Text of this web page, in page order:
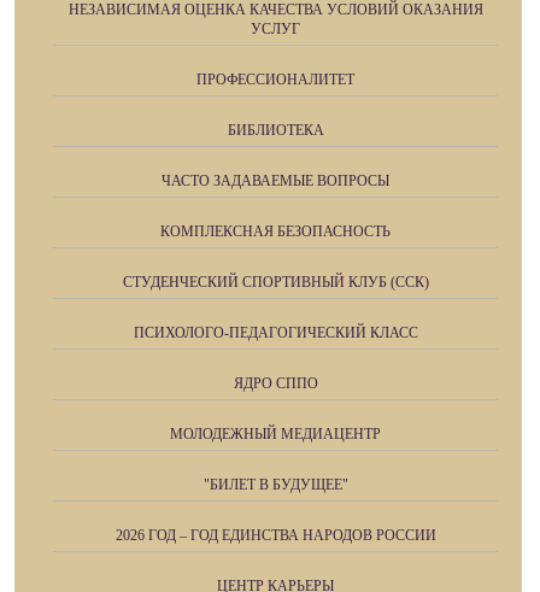
НЕЗАВИСИМАЯ ОЦЕНКА КАЧЕСТВА УСЛОВИЙ ОКАЗАНИЯ
УСЛУГ
ПРОФЕССИОНАЛИТЕТ
БИБЛИОТЕКА
ЧАСТО ЗАДАВАЕМЫЕ ВОПРОСЫ
КОМПЛЕКСНАЯ БЕЗОПАСНОСТЬ
СТУДЕНЧЕСКИЙ СПОРТИВНЫЙ КЛУБ (ССК)
ПСИХОЛОГО-ПЕДАГОГИЧЕСКИЙ КЛАСС
ЯДРО СППО
МОЛОДЕЖНЫЙ МЕДИАЦЕНТР
"БИЛЕТ В БУДУЩЕЕ"
2026 ГОД – ГОД ЕДИНСТВА НАРОДОВ РОССИИ
ЦЕНТР КАРЬЕРЫ